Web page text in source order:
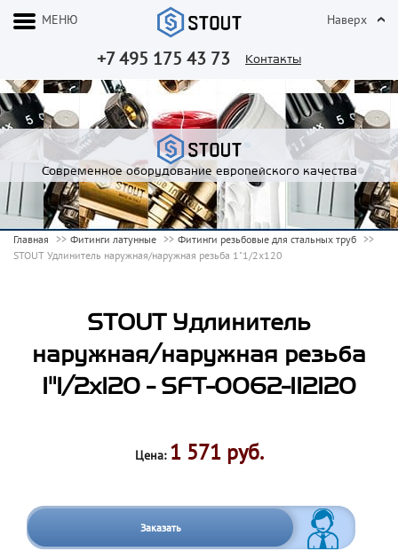
+7 495 175 43 73 Контакты
МЕНЮ Наверх
Современное оборудование европейского качества
Главная Фитинги латунные
Фитинги резьбовые для стальных труб
STOUT Удлинитель наружная/наружная резьба 1"1/2x120
STOUT Удлинитель
наружная/наружная резьба
1"1/2x120 - SFT-0062-112120
Цена: 1 571 руб.
Заказать